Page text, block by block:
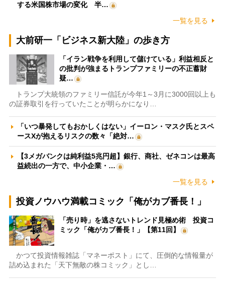
する米国株市場の変化 半…
一覧を見る
大前研一「ビジネス新大陸」の歩き方
「イラン戦争を利用して儲けている」利益相反と
の批判が強まるトランプファミリーの不正蓄財
疑…
トランプ大統領のファミリー信託が今年1～3月に3000回以上も
の証券取引を行っていたことが明らかになり…
「いつ暴発してもおかしくはない」イーロン・マスク氏とスペ
ースXが抱えるリスクの数々「絶対…
【3メガバンクは純利益5兆円超】銀行、商社、ゼネコンは最高
益続出の一方で、中小企業・…
一覧を見る
投資ノウハウ満載コミック「俺がカブ番長！」
「売り時」を逃さないトレンド見極め術 投資コ
ミック「俺がカブ番長！」【第11回】
かつて投資情報雑誌「マネーポスト」にて、圧倒的な情報量が
詰め込まれた「天下無敵の株コミック」とし…